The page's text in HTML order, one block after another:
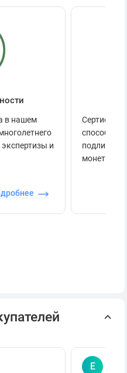
в нашем
и
способов
монеты.
Е